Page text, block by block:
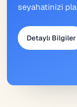
seyahatinizi
Detaylı Bilgiler